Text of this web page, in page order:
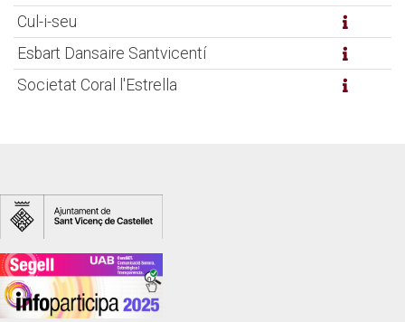
Cul-i-seu
Esbart Dansaire Santvicentí
Societat Coral l'Estrella